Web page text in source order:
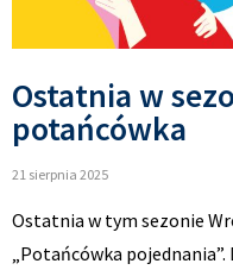
Ostatnia w
potańcówka
21 sierpnia 2025
Ostatnia w tym sezonie
„Potańcówka pojednania”.